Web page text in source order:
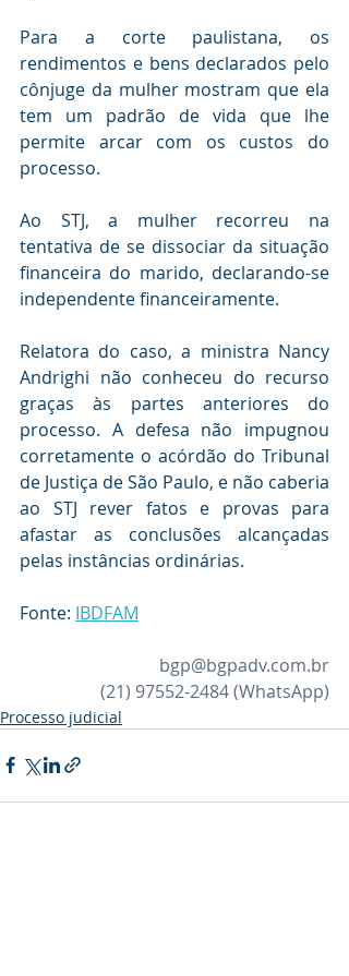
Para a corte paulistana, os
rendimentos e bens declarados pelo
cônjuge da mulher mostram que ela
tem um padrão de vida que lhe
permite arcar com os custos do
processo.
Ao STJ, a mulher recorreu na
tentativa de se dissociar da situação
financeira do marido, declarando-se
independente financeiramente.
Relatora do caso, a ministra Nancy
Andrighi não conheceu do recurso
graças às partes anteriores do
processo. A defesa não impugnou
corretamente o acórdão do Tribunal
de Justiça de São Paulo, e não caberia
ao STJ rever fatos e provas para
afastar as conclusões alcançadas
pelas instâncias ordinárias.
Fonte: IBDFAM
bgp@bgpadv.com.br
(21) 97552-2484 (WhatsApp)
Processo judicial